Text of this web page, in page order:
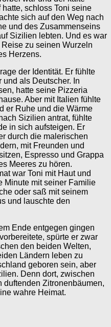
schloss Toni seine
sich auf den Weg nach
und des Zusammenseins
Sizilien lebten. Und es war
zu seinen Wurzeln
Herzens.
der Identität. Er fühlte
als Deutscher. In
hatte seine Pizzeria
Aber mit Italien fühlte
er Ruhe und die Wärme
Sizilien antrat, fühlte
in sich aufsteigen. Er
durch die malerischen
mit Freunden und
Espresso und Grappa
Meeres zu hören.
war Toni mit Haut und
Minute mit seiner Familie
oder saß mit seinem
und lauschte den
Ende entgegen gingen
spürte er zwar
den beiden Welten,
Ländern leben zu
geboren sein, aber
Denn dort, zwischen
Zitronenbäumen,
wahre Heimat.